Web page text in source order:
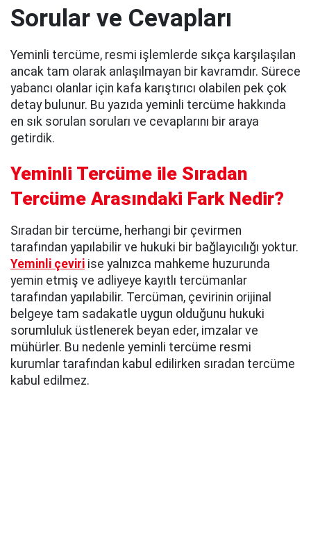
Sorular ve Cevapları
Yeminli tercüme, resmi işlemlerde sıkça karşılaşılan
ancak tam olarak anlaşılmayan bir kavramdır. Sürece
yabancı olanlar için kafa karıştırıcı olabilen pek çok
detay bulunur. Bu yazıda yeminli tercüme hakkında
en sık sorulan soruları ve cevaplarını bir araya
getirdik.
Yeminli Tercüme ile Sıradan
Tercüme Arasındaki Fark Nedir?
Sıradan bir tercüme, herhangi bir çevirmen
tarafından yapılabilir ve hukuki bir bağlayıcılığı yoktur.
Yeminli çeviri ise yalnızca mahkeme huzurunda
yemin etmiş ve adliyeye kayıtlı tercümanlar
tarafından yapılabilir. Tercüman, çevirinin orijinal
belgeye tam sadakatle uygun olduğunu hukuki
sorumluluk üstlenerek beyan eder, imzalar ve
mühürler. Bu nedenle yeminli tercüme resmi
kurumlar tarafından kabul edilirken sıradan tercüme
kabul edilmez.